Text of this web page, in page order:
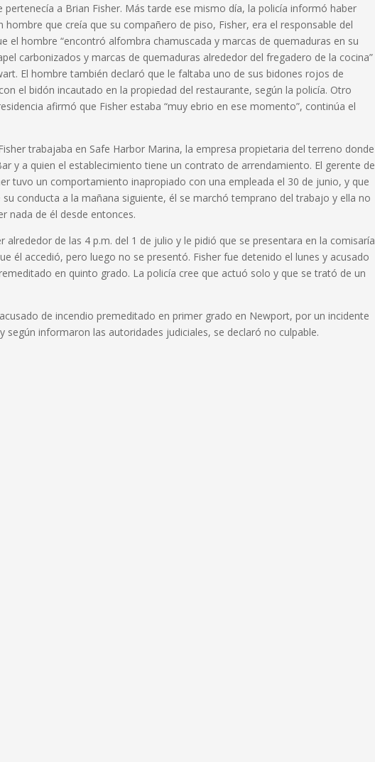
pertenecía a Brian Fisher. Más tarde ese mismo día, la policía informó haber
hombre que creía que su compañero de piso, Fisher, era el responsable del
el hombre “encontró alfombra chamuscada y marcas de quemaduras en su
carbonizados y marcas de quemaduras alrededor del fregadero de la cocina”
El hombre también declaró que le faltaba uno de sus bidones rojos de
el bidón incautado en la propiedad del restaurante, según la policía. Otro
afirmó que Fisher estaba “muy ebrio en ese momento”, continúa el
trabajaba en Safe Harbor Marina, la empresa propietaria del terreno donde
y a quien el establecimiento tiene un contrato de arrendamiento. El gerente de
tuvo un comportamiento inapropiado con una empleada el 30 de junio, y que
conducta a la mañana siguiente, él se marchó temprano del trabajo y ella no
nada de él desde entonces.
alrededor de las 4 p.m. del 1 de julio y le pidió que se presentara en la comisaría
él accedió, pero luego no se presentó. Fisher fue detenido el lunes y acusado
en quinto grado. La policía cree que actuó solo y que se trató de un
de incendio premeditado en primer grado en Newport, por un incidente
según informaron las autoridades judiciales, se declaró no culpable.